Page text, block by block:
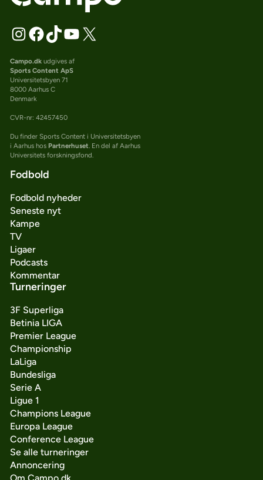
Campo.dkudgives af
Sports Content ApS
Universitetsbyen 71
8000 Aarhus C
Denmark
CVR-nr: 42457450
Du finder Sports Content i Universitetsbyen
i Aarhus hos Partnerhuset. En del af Aarhus
Universitets forskningsfond.
Fodbold
Fodbold nyheder
Seneste nyt
Kampe
TV
Ligaer
Podcasts
Kommentar
Turneringer
3F Superliga
Betinia LIGA
Premier League
Championship
LaLiga
Bundesliga
Serie A
Ligue 1
Champions League
Europa League
Conference League
Se alle turneringer
Annoncering